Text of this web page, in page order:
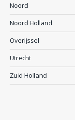
Noord
Noord Holland
Overijssel
Utrecht
Zuid Holland